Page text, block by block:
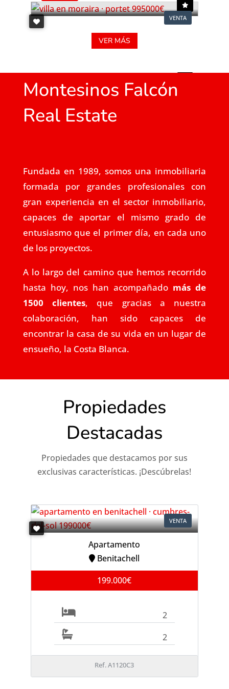
VENTA
VER MÁS
Montesinos Falcón
Real Estate
Fundada en 1989, somos una inmobiliaria
formada por grandes profesionales con
gran experiencia en el sector inmobiliario,
capaces de aportar el mismo grado de
entusiasmo que el primer día, en cada uno
de los proyectos.
A lo largo del camino que hemos recorrido
hasta hoy, nos han acompañado más de
1500 clientes, que gracias a nuestra
colaboración, han sido capaces de
encontrar la casa de su vida en un lugar de
ensueño, la Costa Blanca.
Propiedades
Destacadas
Propiedades que destacamos por sus
exclusivas características. ¡Descúbrelas!
VENTA
Apartamento
Benitachell
199.000€
2
2
Ref. A1120C3